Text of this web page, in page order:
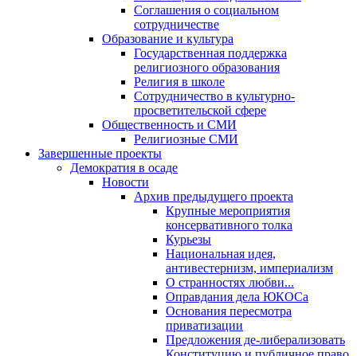
Соглашения о социальном
сотрудничестве
Образование и культура
Государственная поддержка
религиозного образования
Религия в школе
Сотрудничество в культурно-
просветительской сфере
Общественность и СМИ
Религиозные СМИ
Завершенные проекты
Демократия в осаде
Новости
Архив предыдущего проекта
Крупные мероприятия
консервативного толка
Курьезы
Национальная идея,
антивестернизм, империализм
О странностях любви...
Оправдания дела ЮКОСа
Основания пересмотра
приватизации
Предложения де-либерализовать